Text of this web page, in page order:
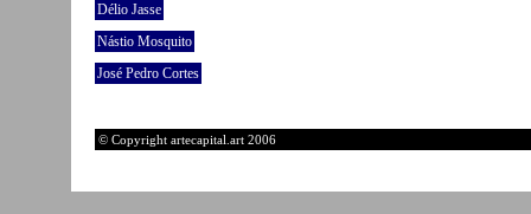
Délio Jasse
Nástio Mosquito
José Pedro Cortes
© Copyright artecapital.art 2006